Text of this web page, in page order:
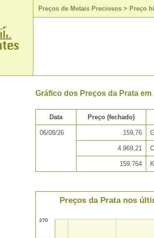
Preços de Metais Preciosos > Preço
Gráfico dos Preços da Prata
Data Preço (fechado)
06/08/26 159,76
4.969,21
159.764
Preços da Prata nos
270